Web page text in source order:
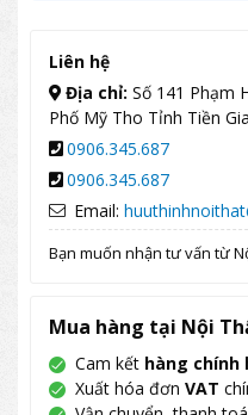
Liên hệ
Địa chỉ: Số 141 Phạm
Phố Mỹ Tho Tỉnh Tiền
0906.345.687
0906.345.687
Email:
Bạn muốn nhận tư vấn từ
Mua hàng tại Nội
Cam kết hàng chính
Xuất hóa đơn VAT